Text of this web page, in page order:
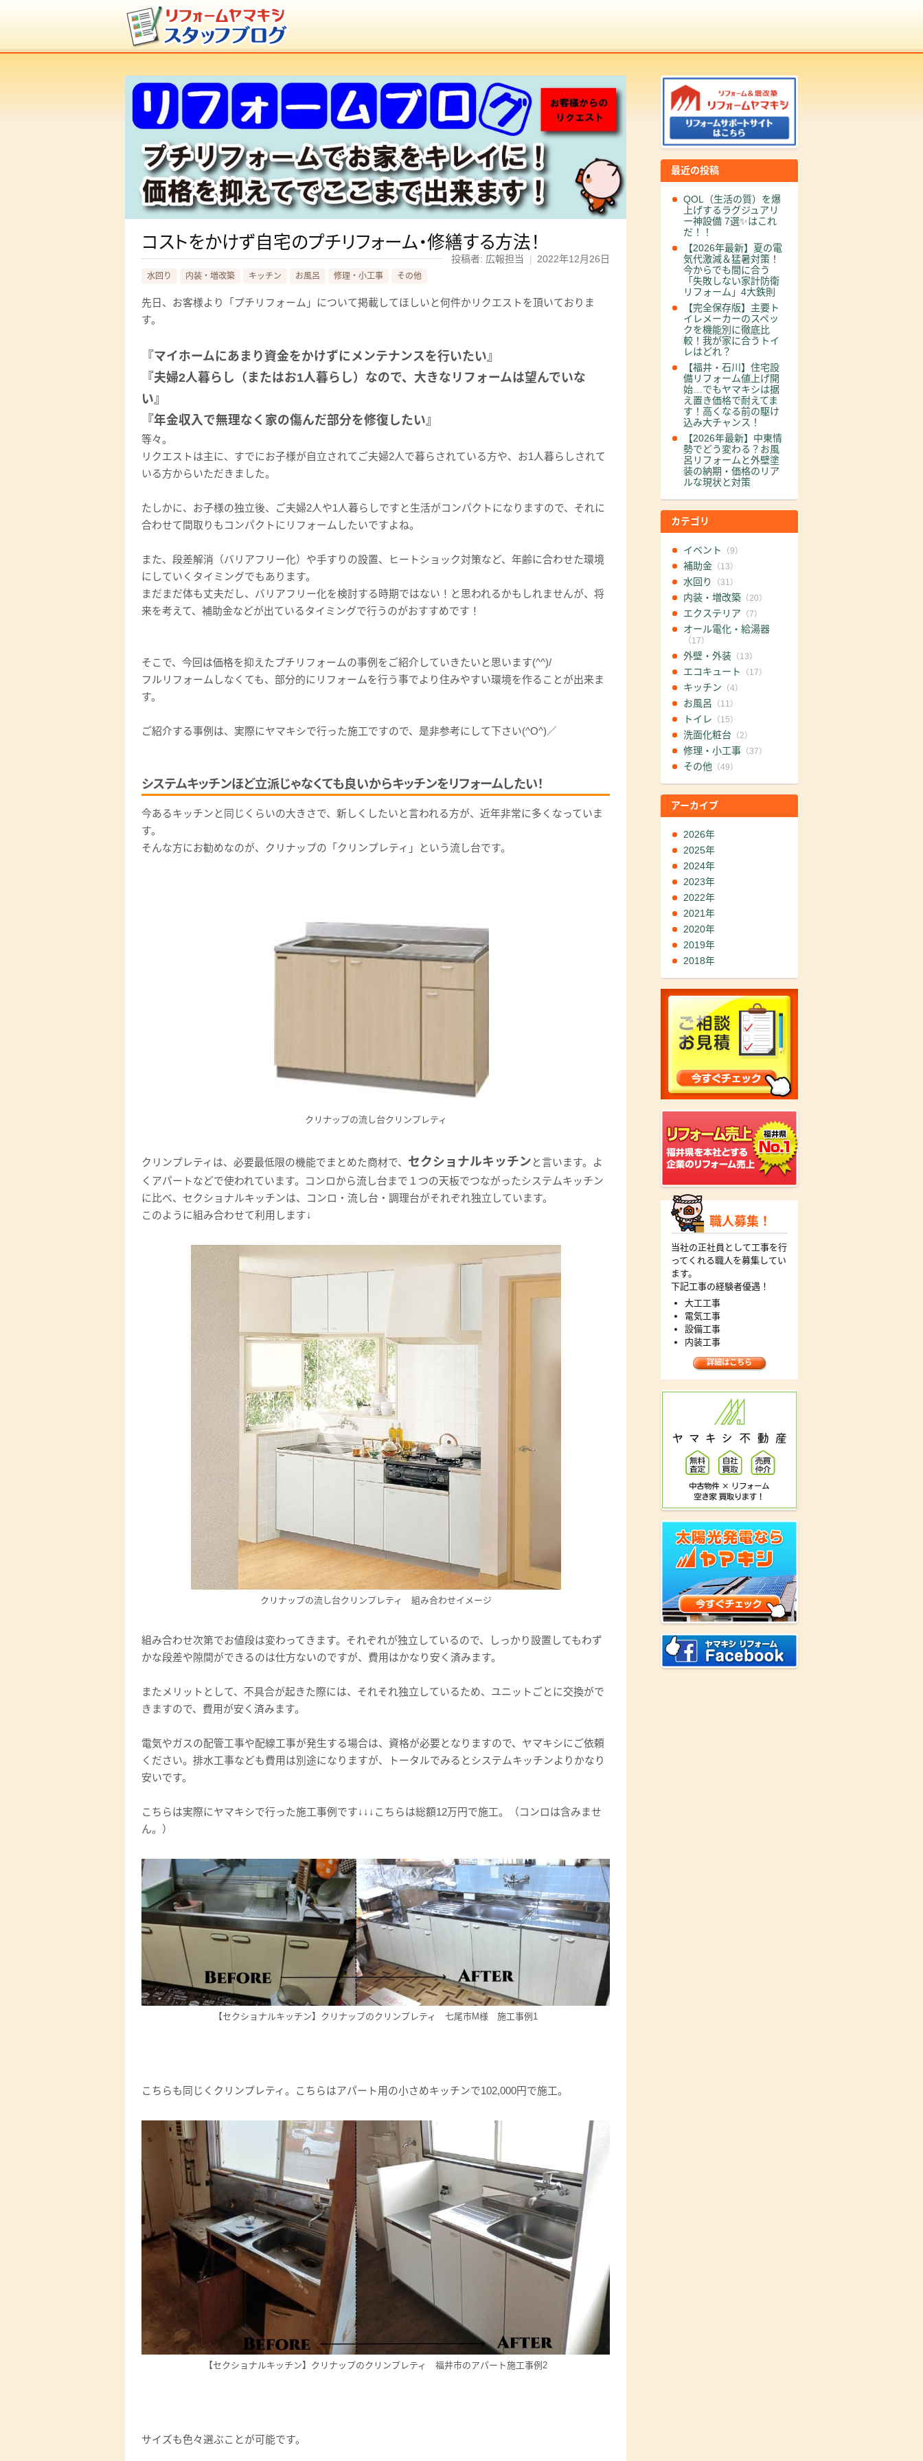
コストをかけず自宅のプチリフォーム・修繕する方法！
投稿者: 広報担当 | 2022年12月26日
水回り 内装・増改築 キッチン お風呂 修理・小工事 その他
先日、お客様より「プチリフォーム」について掲載してほしいと何件かリクエストを頂いておりま
す。
『マイホームにあまり資金をかけずにメンテナンスを行いたい』
『夫婦2人暮らし（またはお1人暮らし）なので、大きなリフォームは望んでいな
い』
『年金収入で無理なく家の傷んだ部分を修復したい』
等々。
リクエストは主に、すでにお子様が自立されてご夫婦2人で暮らされている方や、お1人暮らしされて
いる方からいただきました。
たしかに、お子様の独立後、ご夫婦2人や1人暮らしですと生活がコンパクトになりますので、それに
合わせて間取りもコンパクトにリフォームしたいですよね。
また、段差解消（バリアフリー化）や手すりの設置、ヒートショック対策など、年齢に合わせた環境
にしていくタイミングでもあります。
まだまだ体も丈夫だし、バリアフリー化を検討する時期ではない！と思われるかもしれませんが、将
来を考えて、補助金などが出ているタイミングで行うのがおすすめです！
そこで、今回は価格を抑えたプチリフォームの事例をご紹介していきたいと思います(^^)/
フルリフォームしなくても、部分的にリフォームを行う事でより住みやすい環境を作ることが出来ま
す。
ご紹介する事例は、実際にヤマキシで行った施工ですので、是非参考にして下さい(^O^)／
システムキッチンほど立派じゃなくても良いからキッチンをリフォームしたい！
今あるキッチンと同じくらいの大きさで、新しくしたいと言われる方が、近年非常に多くなっていま
す。
そんな方にお勧めなのが、クリナップの「クリンプレティ」という流し台です。
クリナップの流し台クリンプレティ
クリンプレティは、必要最低限の機能でまとめた商材で、 セクショナルキッチン と言います。よ
くアパートなどで使われています。コンロから流し台まで１つの天板でつながったシステムキッチン
に比べ、セクショナルキッチンは、コンロ・流し台・調理台がそれぞれ独立しています。
このように組み合わせて利用します↓
クリナップの流し台クリンプレティ 組み合わせイメージ
組み合わせ次第でお値段は変わってきます。それぞれが独立しているので、しっかり設置してもわず
かな段差や隙間ができるのは仕方ないのですが、費用はかなり安く済みます。
またメリットとして、不具合が起きた際には、それそれ独立しているため、ユニットごとに交換がで
きますので、費用が安く済みます。
電気やガスの配管工事や配線工事が発生する場合は、資格が必要となりますので、ヤマキシにご依頼
ください。排水工事なども費用は別途になりますが、トータルでみるとシステムキッチンよりかなり
安いです。
こちらは実際にヤマキシで行った施工事例です↓↓↓こちらは総額12万円で施工。（コンロは含みませ
ん。）
【セクショナルキッチン】クリナップのクリンプレティ 七尾市M様 施工事例1
こちらも同じくクリンプレティ。こちらはアパート用の小さめキッチンで102,000円で施工。
【セクショナルキッチン】クリナップのクリンプレティ 福井市のアパート施工事例2
サイズも色々選ぶことが可能です。
最近の投稿
QOL（生活の質）を爆
上げするラグジュアリ
ー神設備 7選✨はこれ
だ！！
【2026年最新】夏の電
気代激減＆猛暑対策！
今からでも間に合う
「失敗しない家計防衛
リフォーム」4大鉄則
【完全保存版】主要ト
イレメーカーのスペッ
クを機能別に徹底比
較！我が家に合うトイ
レはどれ？
【福井・石川】住宅設
備リフォーム値上げ開
始…でもヤマキシは据
え置き価格で耐えてま
す！高くなる前の駆け
込み大チャンス！
【2026年最新】中東情
勢でどう変わる？お風
呂リフォームと外壁塗
装の納期・価格のリア
ルな現状と対策
カテゴリ
イベント （9）
補助金（13）
水回り （31）
内装・増改築（20）
エクステリア （7）
オール電化・給湯器
（17）
外壁・外装（13）
エコキュート （17）
キッチン （4）
お風呂 （11）
トイレ （15）
洗面化粧台（2）
修理・小工事（37）
その他 （49）
アーカイブ
2026年
2025年
2024年
2023年
2022年
2021年
2020年
2019年
2018年
職人募集！
当社の正社員として工事を行
ってくれる職人を募集してい
ます。
下記工事の経験者優遇！
大工工事
電気工事
設備工事
内装工事
詳細はこちら